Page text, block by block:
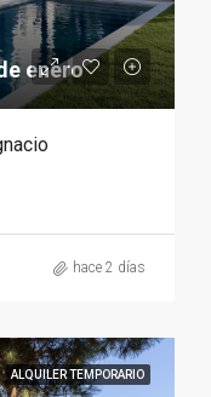
enero
hace 2 días
ALQUILER TEMPORARIO